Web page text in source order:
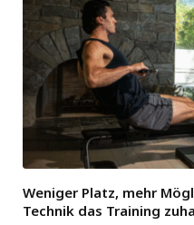
Weniger Platz, mehr
Technik das Training